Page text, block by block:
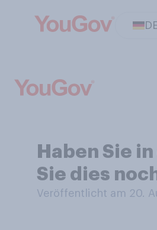
Haben Sie
Sie dies
Veröffentlicht am 20.